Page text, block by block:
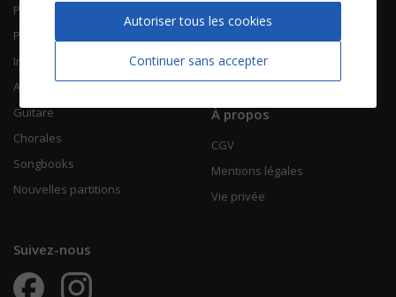
Piano Chant
Piano Solo
Instruments solistes
Accordéon
Guitare
Chorales
Songbooks
Nouvelles partitions
FAQ
À propos
CGV
Mentions légales
Vie privée
Suivez-nous
Continuer sans accepter
Autoriser tous les cookies